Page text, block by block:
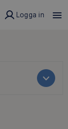
Logga in